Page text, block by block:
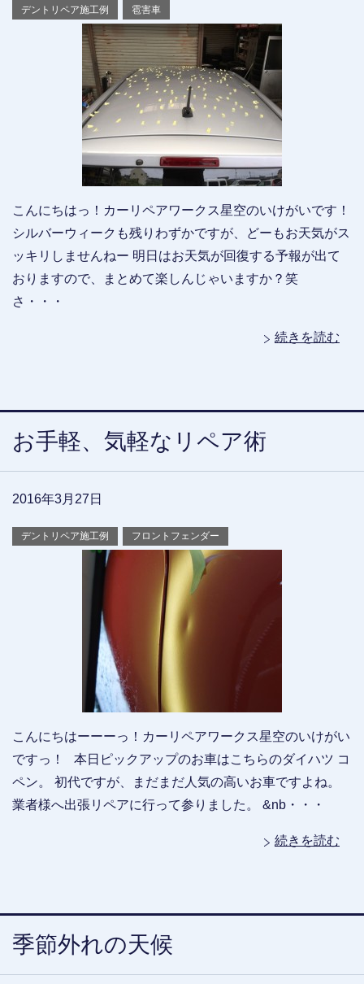
デントリペア施工例 雹害車
こんにちはっ！カーリペアワークス星空のいけがいです！
シルバーウィークも残りわずかですが、どーもお天気がス
ッキリしませんねー 明日はお天気が回復する予報が出て
おりますので、まとめて楽しんじゃいますか？笑
さ・・・
続きを読む
お手軽、気軽なリペア術
2016年3月27日
デントリペア施工例 フロントフェンダー
こんにちはーーーっ！カーリペアワークス星空のいけがい
ですっ！ 本日ピックアップのお車はこちらのダイハツ コ
ペン。 初代ですが、まだまだ人気の高いお車ですよね。
業者様へ出張リペアに行って参りました。 &nb・・・
続きを読む
季節外れの天候